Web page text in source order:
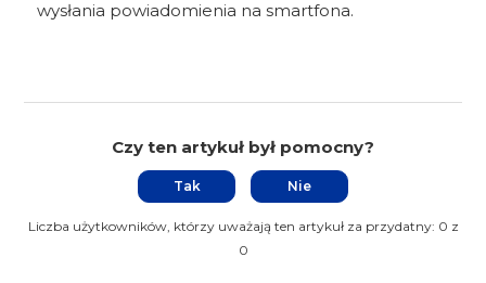
wysłania powiadomienia na smartfona.
Czy ten artykuł był pomocny?
Tak Nie
Liczba użytkowników, którzy uważają ten artykuł za przydatny: 0 z
0